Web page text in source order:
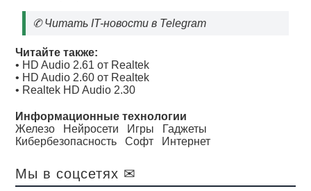
✆Читать IT-новости в Telegram
Читайте также:
• HD Audio 2.61 от Realtek
• HD Audio 2.60 от Realtek
• Realtek HD Audio 2.30
Информационные технологии
Железо
Нейросети Игры
Гаджеты
Кибербезопасность
Софт Интернет
Мы в соцсетях ✉